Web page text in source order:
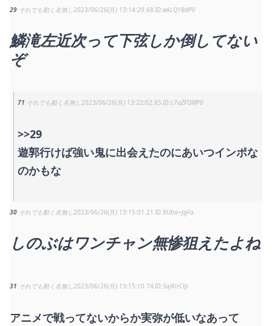
29 それでも動く名無し2023/06/26(月) 13:14:29.68 wkLQ1BdP0
鱗滝左近次って下弦しか倒してない
ぞ
71 それでも動く名無し2023/06/26(月) 13:22:02.85 c7aZFOMP0
>>29
遊郭行けば強い鬼に出会えたのにあいつインポな
のかもな
30 それでも動く名無し2023/06/26(月) 13:15:01.21 9Uba+JgFa
しのぶはワンチャン無惨狙えたよね
31 それでも動く名無し2023/06/26(月) 13:15:10.74 SajKirClp
アニメで戦ってないからか実弥が低いなあって